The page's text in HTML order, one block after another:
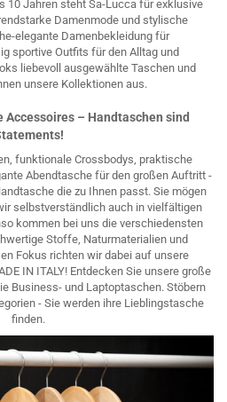
10 Jahren steht Sa-Lucca für exklusive
Damenmode und stylische
elegante Damenbekleidung für
sportive Outfits für den Alltag und
liebevoll ausgewählte Taschen und
unsere Kollektionen aus.
Accessoires – Handtaschen sind
funktionale Crossbodys, praktische
Abendtasche für den großen Auftritt -
die zu Ihnen passt. Sie mögen
selbstverständlich auch in vielfältigen
kommen bei uns die verschiedensten
Stoffe, Naturmaterialien und
Fokus richten wir dabei auf unsere
IN ITALY! Entdecken Sie unsere große
Business- und Laptoptaschen. Stöbern
- Sie werden ihre Lieblingstasche
finden.